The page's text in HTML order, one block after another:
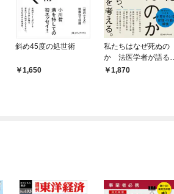
斜め45度の処世術
1,650
私たちはなぜ死ぬの
か 法医学者が語る
「永く、よく生きるた
1,870